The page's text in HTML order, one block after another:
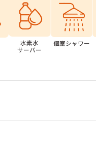
水素水
サーバー
個室シャワー